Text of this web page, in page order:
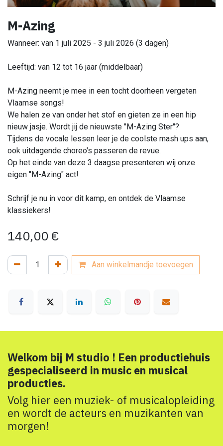
M-Azing
Wanneer: van 1 juli 2025 - 3 juli 2026 (3 dagen)
Leeftijd: van 12 tot 16 jaar (middelbaar)
M-Azing neemt je mee in een tocht doorheen vergeten
Vlaamse songs!
We halen ze van onder het stof en gieten ze in een hip
nieuw jasje. Wordt jij de nieuwste "M-Azing Ster"?
Tijdens de vocale lessen leer je de coolste mash ups aan,
ook uitdagende choreo's passeren de revue.
Op het einde van deze 3 daagse presenteren wij onze
eigen "M-Azing" act!
Schrijf je nu in voor dit kamp, en ontdek de Vlaamse
klassiekers!
140,00 €
Aan winkelmandje toevoegen
Welkom bij M studio ! Een productiehuis
gespecialiseerd in music en musical
producties.
Volg hier een muziek- of musicalopleiding
en wordt de acteurs en muzikanten van
morgen!